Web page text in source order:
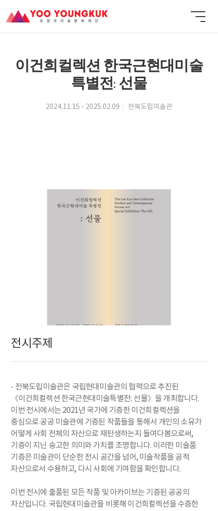
이건희컬렉션 한국근현대미술
특별전: 선물
2024.11.15 - 2025.02.09 전북도립미술관
전시주제
- 전북도립미술관은 국립현대미술관의 협력으로 추진된
《이건희컬렉션 한국근현대미술특별전: 선물》을 개최합니다.
이번 전시에서는 2021년 국가에 기증한 이건희컬렉션을
중심으로 공공 미술관에 기증된 작품들을 통해서 개인의 소유가
어떻게 사회 전체의 자산으로 재탄생하는지 들여다봄으로써,
기증이 지닌 숭고한 의미와 가치를 조명합니다. 이러한 미술품
기증은 미술관이 단순한 전시 공간을 넘어, 미술작품을 공적
자산으로서 수용하고, 다시 사회에 기여함을 확인합니다.
이번 전시에 출품된 모든 작품 및 아카이브는 기증된 공공의
자산입니다. 국립현대미술관을 비롯해 이건희컬렉션을 수증한